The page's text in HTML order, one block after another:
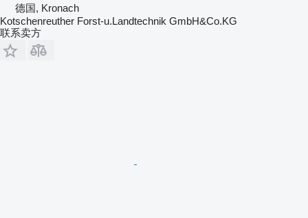
德国, Kronach
Kotschenreuther Forst-u.Landtechnik GmbH&Co.KG
联系卖方